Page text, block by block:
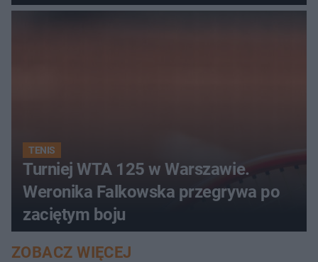
TENIS
Turniej WTA 125 w Warszawie.
Weronika Falkowska przegrywa po
zaciętym boju
ZOBACZ WIĘCEJ